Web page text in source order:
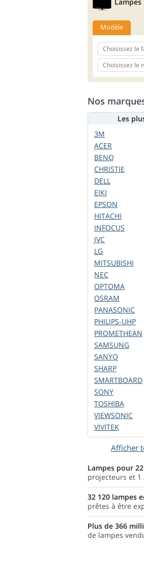
Modèle
Nos
Les
3M
ACER
BENQ
CHRISTIE
DELL
EIKI
EPSON
HITACHI
INFOCUS
JVC
LG
MITSUBISHI
NEC
OPTOMA
OSRAM
PANASONIC
PHILIPS-UHP
PROMETHEAN
SAMSUNG
SANYO
SHARP
SMARTBOARD
SONY
TOSHIBA
VIEWSONIC
VIVITEK
Afficher
Lampes pour
projecteurs et 1
32 120 lampes
prêtes à être
Plus de 366
de lampes